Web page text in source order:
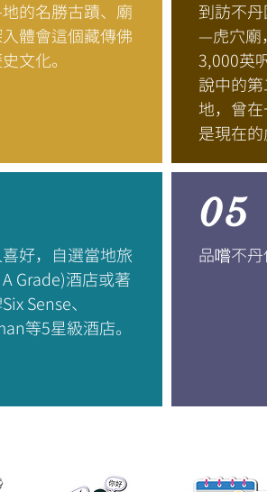
的名勝古蹟、廟
體會這個藏傳佛
文化。
好，自選當地旅
Grade)酒店或著
Sense、
等5星級酒店。
到訪不
—虎穴廟
3,000英
說中的
地，曾
是現在的
05
品嚐不丹